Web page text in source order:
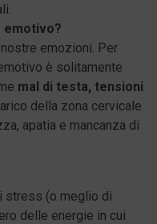
emotivo?
emozioni. Per
è solitamente
mal di testa, tensioni
della zona cervicale
apatia e mancanza di
stress (o meglio di
delle energie in cui